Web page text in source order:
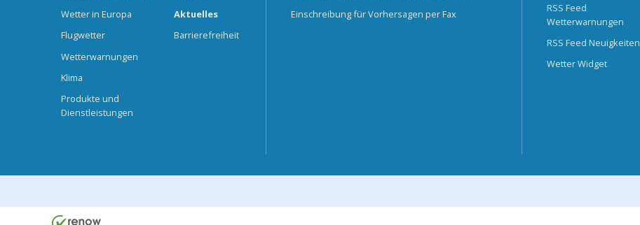
Wetter in Europa
Flugwetter
Wetterwarnungen
Klima
Produkte und
Dienstleistungen
Aktuelles
Barrierefreiheit
Einschreibung für Vorhersagen per Fax
RSS Feed
Wetterwarnungen
RSS Feed Neuigkeiten
Wetter Widget